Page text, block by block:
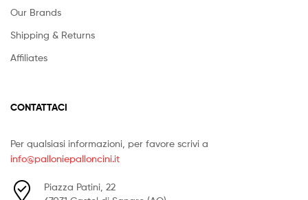
Our Brands
Shipping & Returns
Affiliates
CONTATTACI
Per qualsiasi informazioni, per favore scrivi a
info@palloniepalloncini.it
Piazza Patini, 22